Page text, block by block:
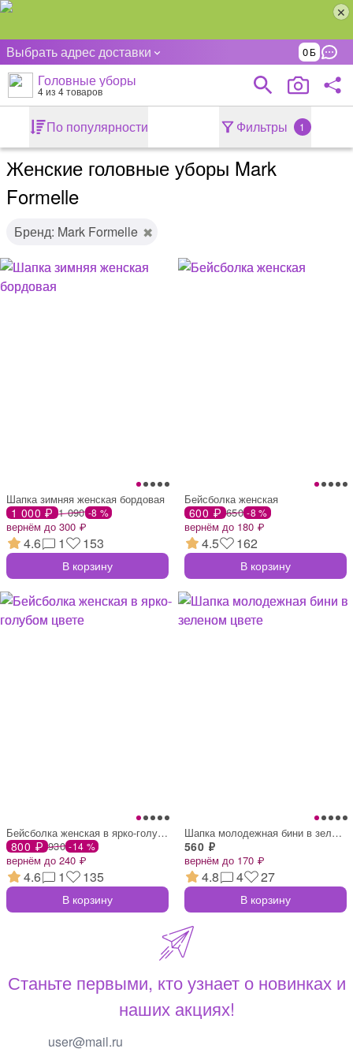
Выбрать адрес доставки 0
Головные уборы
4из 4 товаров
По популярности Фильтры 1
Женские головные уборы Mark
Formelle
Бренд: Mark Formelle
Шапка зимняя женская бордовая
1 000 ₽ 1 090 -8 %
вернём до 300 ₽
4.6 1 153
В корзину
Бейсболка женская
600 ₽ 650 -8 %
вернём до 180 ₽
4.5 162
В корзину
Бейсболка женская в ярко-голубом цвете
800 ₽ 930 -14 %
вернём до 240 ₽
4.6 1 135
В корзину
Шапка молодежная бини в зеленом цвете
560 ₽
вернём до 170 ₽
4.8 4 27
В корзину
Станьте первыми, кто узнает о новинках и
наших акциях!